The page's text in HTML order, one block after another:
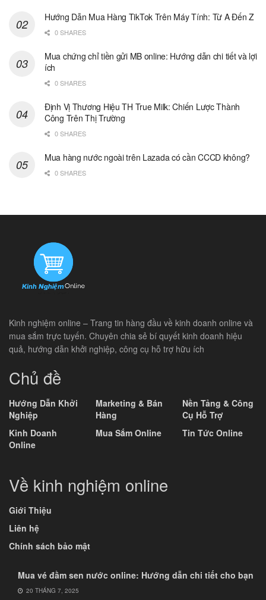
Hướng Dẫn Mua Hàng TikTok Trên Máy Tính: Từ A Đến Z
0 SHARES
Mua chứng chỉ tiền gửi MB online: Hướng dẫn chi tiết và lợi
ích
0 SHARES
Định Vị Thương Hiệu TH True Milk: Chiến Lược Thành
Công Trên Thị Trường
0 SHARES
Mua hàng nước ngoài trên Lazada có cần CCCD không?
0 SHARES
Kinh nghiệm online – Trang tin hàng đầu về kinh doanh online và
mua sắm trực tuyến. Chuyên chia sẻ bí quyết kinh doanh hiệu
quả, hướng dẫn khởi nghiệp, công cụ hỗ trợ hữu ích
Chủ đề
Hướng Dẫn Khởi
Nghiệp
Kinh Doanh
Online
Marketing & Bán
Hàng
Mua Sắm Online
Nền Tảng & Công
Cụ Hỗ Trợ
Tin Tức Online
Về kinh nghiệm online
Giới Thiệu
Liên hệ
Chính sách bảo mật
Mua vé đầm sen nước online: Hướng dẫn chi tiết cho bạn
20 THÁNG 7, 2025